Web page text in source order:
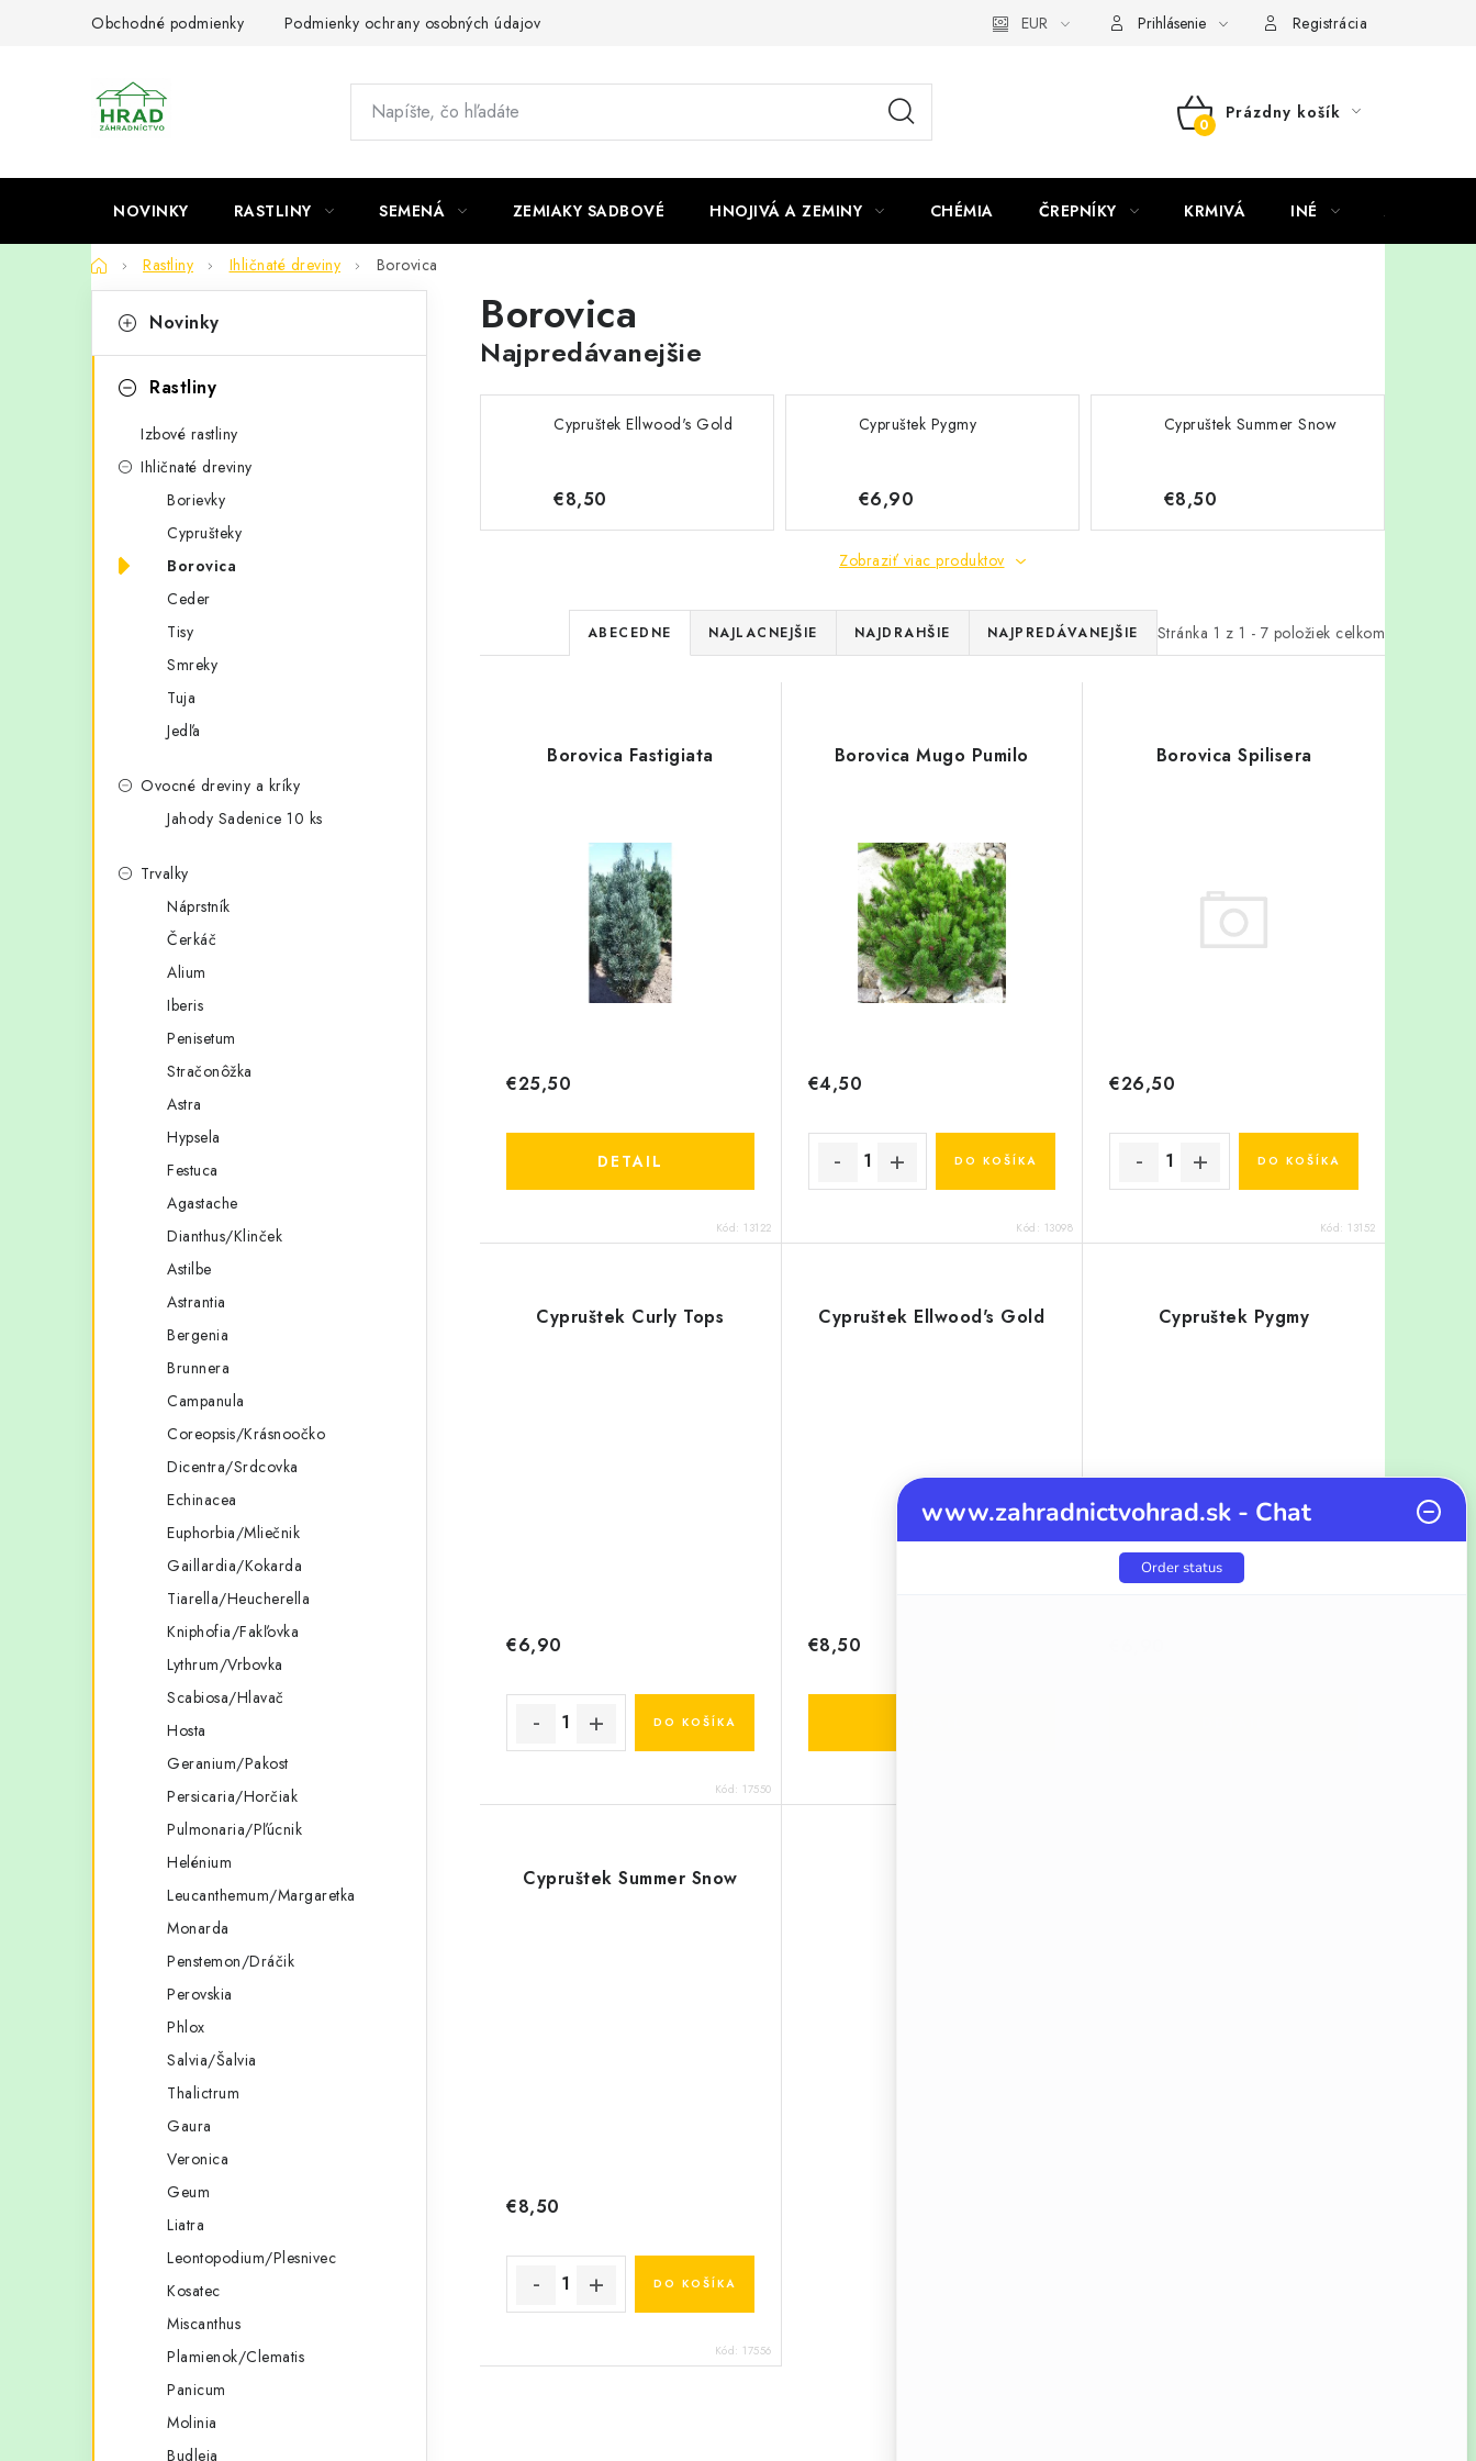
Obchodné podmienky Podmienky ochrany osobných údajov EUR Prihlásenie Registrácia
NÁKUPNÝ
KOŠÍK
Prázdny košík
NOVINKY RASTLINY SEMENÁ ZEMIAKY SADBOVÉ HNOJIVÁ A ZEMINY CHÉMIA ČREPNÍKY KRMIVÁ INÉ
DomovRastliny Ihličnaté dreviny Borovica
okategórie
a
Novinky
Rastliny
Izbové rastliny
Ihličnaté dreviny
Borievky
Cyprušteky
Borovica
Ceder
Tisy
Smreky
Tuja
Jedľa
Ovocné dreviny a kríky
Jahody Sadenice 10 ks
Trvalky
Náprstník
Čerkáč
Alium
Iberis
Penisetum
Stračonôžka
Astra
Hypsela
Festuca
Agastache
Dianthus/Klinček
Astilbe
Astrantia
Bergenia
Brunnera
Campanula
Coreopsis/Krásnoočko
Dicentra/Srdcovka
Echinacea
Euphorbia/Mliečnik
Gaillardia/Kokarda
Tiarella/Heucherella
Kniphofia/Fakľovka
Lythrum/Vrbovka
Scabiosa/Hlavač
Hosta
Geranium/Pakost
Persicaria/Horčiak
Pulmonaria/Pľúcnik
Helénium
Leucanthemum/Margaretka
Monarda
Penstemon/Dráčik
Perovskia
Phlox
Salvia/Šalvia
Thalictrum
Gaura
Veronica
Geum
Liatra
Leontopodium/Plesnivec
Kosatec
Miscanthus
Plamienok/Clematis
Panicum
Molinia
Budleja
Borovica
Najpredávanejšie
Cypruštek Ellwood's Gold
€8,50
Cypruštek Pygmy
€6,90
Cypruštek Summer Snow
€8,50
Zobraziť viac produktov
Stránka 1 z 1 - 7 položiek celkom
R
a
e
u
k
v
ABECEDNE NAJLACNEJŠIE NAJDRAHŠIE NAJPREDÁVANEJŠIE
v
Borovica Fastigiata
€25,50
DETAIL
Kód: 13122
Borovica Mugo Pumilo
€4,50
DO KOŠÍKA
Kód: 13098
Borovica Spilisera
€26,50
DO KOŠÍKA
Kód: 13152
Cypruštek Curly Tops
€6,90
DO KOŠÍKA
Kód: 17550
Cypruštek Ellwood's Gold
€8,50
Cypruštek Pygmy
Cypruštek Summer Snow
€8,50
DO KOŠÍKA
Kód: 17556
www.zahradnictvohrad.sk - Chat
Order status